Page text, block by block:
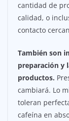
cantidad de
calidad, o
contacto
También son
preparación y
productos.
cambiará. Lo
toleran
cafeína en